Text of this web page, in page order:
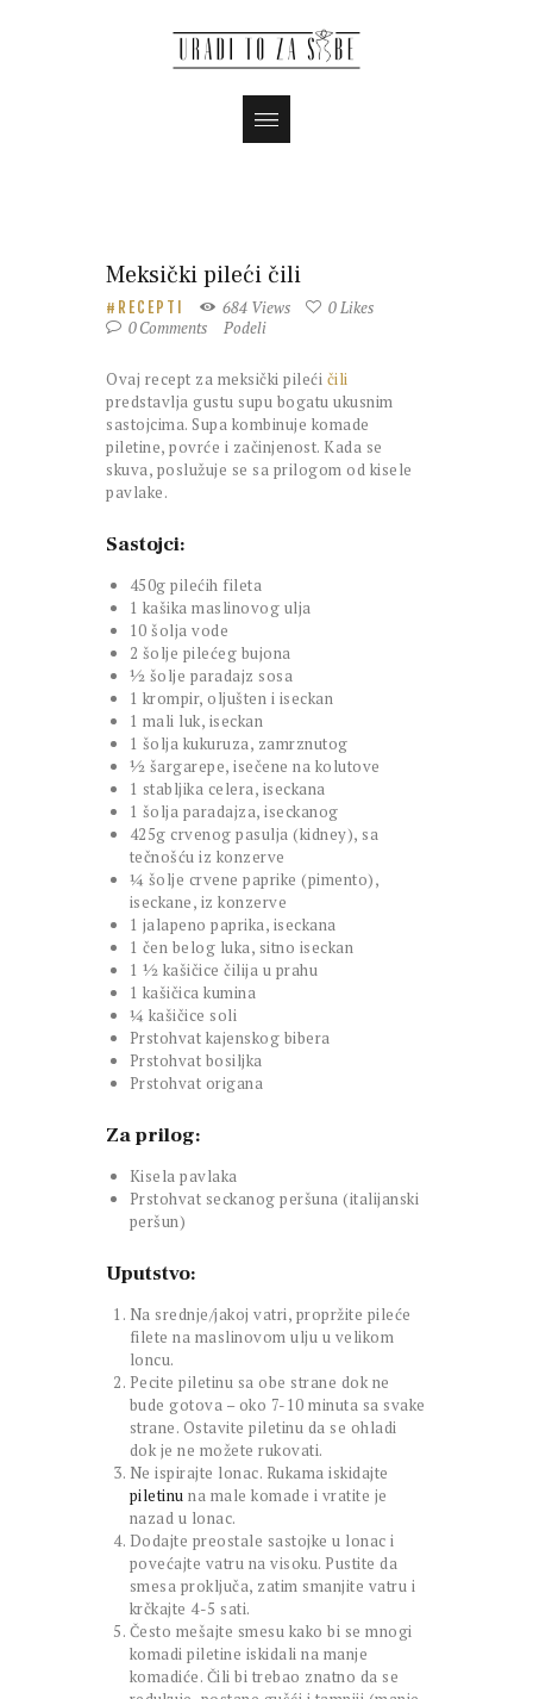
Meksički pileći čili
RECEPTI 684 Views 0 Likes
0Comments Podeli
Ovaj recept za meksički pileći čili
predstavlja gustu supu bogatu ukusnim
sastojcima. Supa kombinuje komade
piletine, povrće i začinjenost. Kada se
skuva, poslužuje se sa prilogom od kisele
pavlake.
Sastojci:
450g pilećih fileta
1 kašika maslinovog ulja
10 šolja vode
2 šolje pilećeg bujona
½ šolje paradajz sosa
1 krompir, oljušten i iseckan
1 mali luk, iseckan
1 šolja kukuruza, zamrznutog
½ šargarepe, isečene na kolutove
1 stabljika celera, iseckana
1 šolja paradajza, iseckanog
425g crvenog pasulja (kidney), sa
tečnošću iz konzerve
¼ šolje crvene paprike (pimento),
iseckane, iz konzerve
1 jalapeno paprika, iseckana
1 čen belog luka, sitno iseckan
1 ½ kašičice čilija u prahu
1 kašičica kumina
¼ kašičice soli
Prstohvat kajenskog bibera
Prstohvat bosiljka
Prstohvat origana
Za prilog:
Kisela pavlaka
Prstohvat seckanog peršuna (italijanski
peršun)
Uputstvo:
Na srednje/jakoj vatri, propržite pileće
filete na maslinovom ulju u velikom
loncu.
Pecite piletinu sa obe strane dok ne
bude gotova – oko 7-10 minuta sa svake
strane. Ostavite piletinu da se ohladi
dok je ne možete rukovati.
Ne ispirajte lonac. Rukama iskidajte
piletinu na male komade i vratite je
nazad u lonac.
Dodajte preostale sastojke u lonac i
povećajte vatru na visoku. Pustite da
smesa proključa, zatim smanjite vatru i
krčkajte 4-5 sati.
Često mešajte smesu kako bi se mnogi
komadi piletine iskidali na manje
komadiće. Čili bi trebao znatno da se